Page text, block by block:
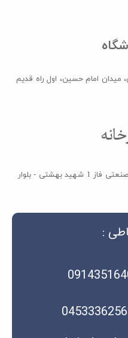
میدان امام حسین، اول راه قدیم
آدرس کارخانه: اردبیل - میدان ایثار - شهرک صنعتی فاز 1 شهید بهشتی - بلوار
: